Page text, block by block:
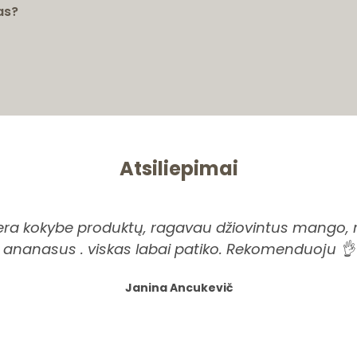
Atsiliepimai
kokybe produktų, ragavau džiovintus mango,
ananasus . viskas labai patiko. Rekomenduoju 👌
Janina Ancukevič